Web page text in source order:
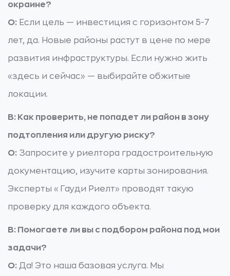
окраине?
О: Если цель — инвестиция с горизонтом 5-7
лет, да. Новые районы растут в цене по мере
развития инфраструктуры. Если нужно жить
«здесь и сейчас» — выбирайте обжитые
локации.
В: Как проверить, не попадет ли район в зону
подтопления или другую риску?
О: Запросите у риелтора градостроительную
документацию, изучите карты зонирования.
Эксперты «Гауди Риелт» проводят такую
проверку для каждого объекта.
В: Помогаете ли вы с подбором района под мои
задачи?
О: Да! Это наша базовая услуга. Мы